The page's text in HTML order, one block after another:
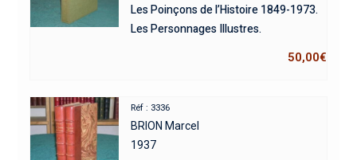
Les Poinçons de l’Histoire 1849-1973.
Les Personnages Illustres.
50,00€
Réf : 3336
BRION Marcel
1937